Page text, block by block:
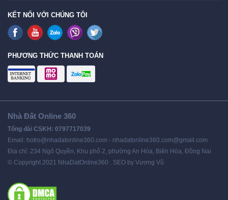
KẾT NỐI VỚI CHÚNG TÔI
PHƯƠNG THỨC THANH TOÁN
Nhà Đất Online 360
Tổng đài CSKH: 0797717039
Email: hotro@nhadatonline360.com - nhadatonline360.com@gmail.com
Địa chỉ: 234 Ngô Quyền, Khu phố 2, phường An Hòa, Biên Hòa, Đồng Nai
© Copyright 2021 NhaDatOnline360 . SEO by Vương Vũ